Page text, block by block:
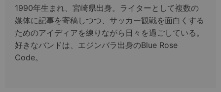
1990年生まれ、宮崎県出身。ライターとして複数の
媒体に記事を寄稿しつつ、サッカー観戦を面白くする
ためのアイディアを練りながら日々を過ごしている。
好きなバンドは、エジンバラ出身のBlue Rose
Code。